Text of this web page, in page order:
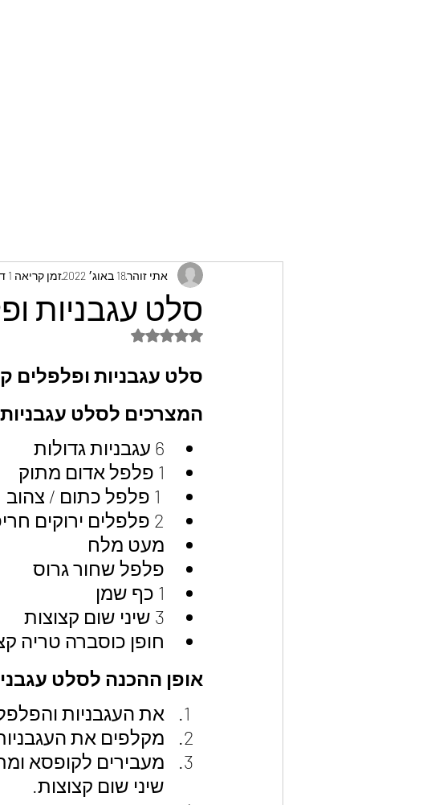
סלט עגבניות
אתי זוהר18 באוג׳ 2022 זמן קריאה 1 דקות
דירוג של NaN מתוך 5 כוכבים
סלט עגבניות ופלפלים
המצרכים לסלט
6 עגבניות גדולות
1 פלפל אדום מתוק
2 פלפלים ירוקים חריפים
מעט מלח
פלפל שחור גרוס
1 כף שמן
3 שיני שום קצוצות
חופן כוסברה טריה
אופן ההכנה לסלט
את העגבניות
מקלפים את
שיני שום קצוצות.